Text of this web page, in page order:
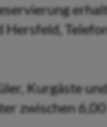
Kurgäste
zwischen